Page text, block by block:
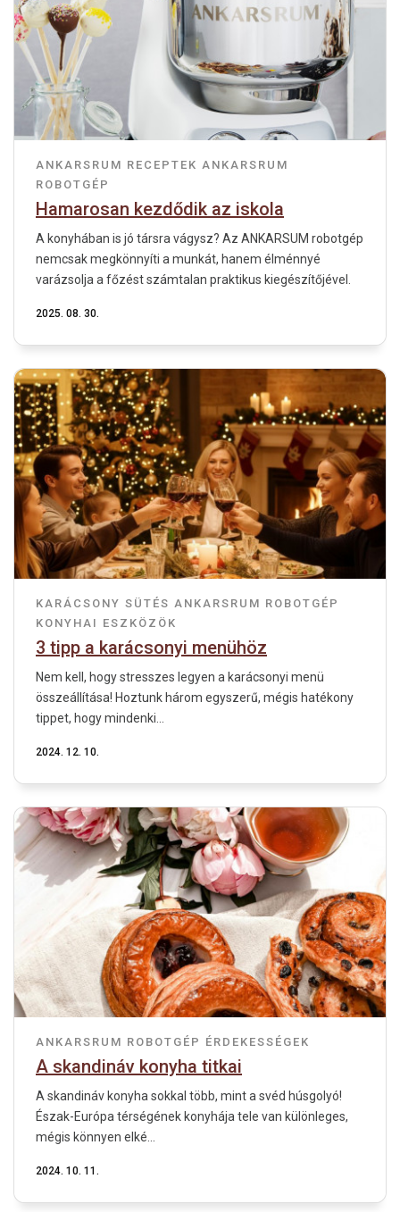
ANKARSRUM RECEPTEK ANKARSRUM
ROBOTGÉP
Hamarosan kezdődik az iskola
A konyhában is jó társra vágysz? Az ANKARSUM robotgép
nemcsak megkönnyíti a munkát, hanem élménnyé
varázsolja a főzést számtalan praktikus kiegészítőjével.
2025. 08. 30.
KARÁCSONY SÜTÉS ANKARSRUM ROBOTGÉP
KONYHAI ESZKÖZÖK
3 tipp a karácsonyi menühöz
Nem kell, hogy stresszes legyen a karácsonyi menü
összeállítása! Hoztunk három egyszerű, mégis hatékony
tippet, hogy mindenki...
2024. 12. 10.
ANKARSRUM ROBOTGÉP ÉRDEKESSÉGEK
A skandináv konyha titkai
A skandináv konyha sokkal több, mint a svéd húsgolyó!
Észak-Európa térségének konyhája tele van különleges,
mégis könnyen elké...
2024. 10. 11.